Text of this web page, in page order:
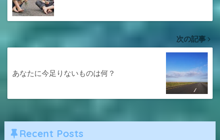
次の記事
あなたに今足りないものは何？
Recent Posts